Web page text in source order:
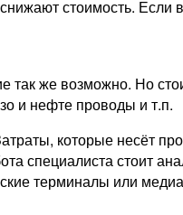
стоимость.
же возможно. Но
и нефте проводы и т.п.
которые несёт
специалиста стоит
терминалы или